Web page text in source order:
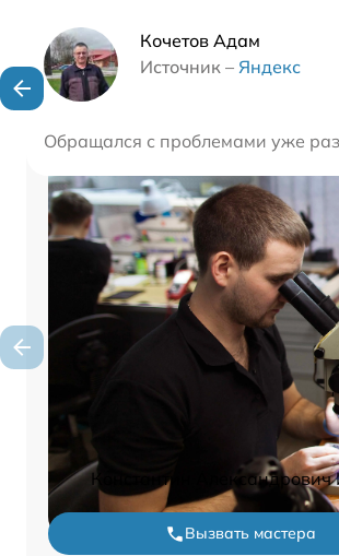
Кочетов Адам
Источник – Яндекс
Обращался с проблемами уже
Наши
Константин Александрович
Вызвать мастера